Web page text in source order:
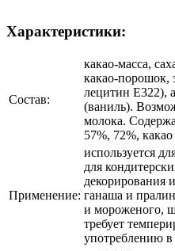
Характеристики:
Состав:
какао-масса,
какао-порошок,
лецитин E322),
(ваниль).
молока.
57%, 72%,
Применение:
используется
для
декорирования
ганаша и
и мороженого,
требует
употреблению в